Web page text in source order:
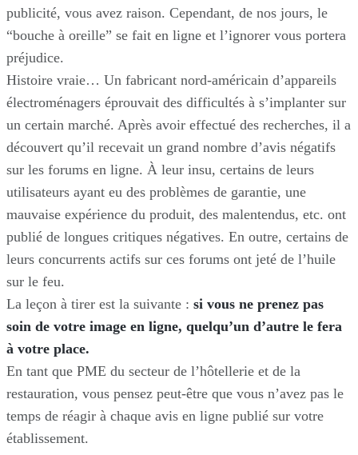
publicité, vous avez raison. Cependant, de nos jours, le
“bouche à oreille” se fait en ligne et l’ignorer vous portera
préjudice.
Histoire vraie… Un fabricant nord-américain d’appareils
électroménagers éprouvait des difficultés à s’implanter sur
un certain marché. Après avoir effectué des recherches, il a
découvert qu’il recevait un grand nombre d’avis négatifs
sur les forums en ligne. À leur insu, certains de leurs
utilisateurs ayant eu des problèmes de garantie, une
mauvaise expérience du produit, des malentendus, etc. ont
publié de longues critiques négatives. En outre, certains de
leurs concurrents actifs sur ces forums ont jeté de l’huile
sur le feu.
La leçon à tirer est la suivante : si vous ne prenez pas
soin de votre image en ligne, quelqu’un d’autre le fera
à votre place.
En tant que PME du secteur de l’hôtellerie et de la
restauration, vous pensez peut-être que vous n’avez pas le
temps de réagir à chaque avis en ligne publié sur votre
établissement.